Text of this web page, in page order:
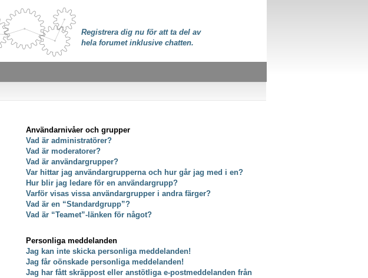
Registrera dig nu för att ta del av
hela forumet inklusive chatten.
Användarnivåer och grupper
Vad är administratörer?
Vad är moderatorer?
Vad är användargrupper?
Var hittar jag användargrupperna och hur går jag med i en?
Hur blir jag ledare för en användargrupp?
Varför visas vissa användargrupper i andra färger?
Vad är en “Standardgrupp”?
Vad är “Teamet”-länken för något?
Personliga meddelanden
Jag kan inte skicka personliga meddelanden!
Jag får oönskade personliga meddelanden!
Jag har fått skräppost eller anstötliga e-postmeddelanden från